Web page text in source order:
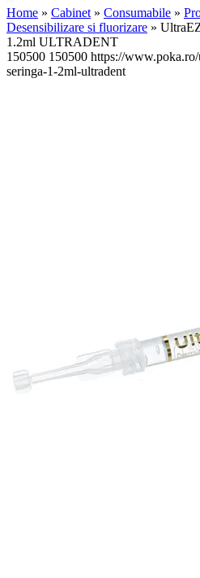
Home » Cabinet » Consumabile »
Desensibilizare si fluorizare »
1.2ml ULTRADENT
150500 150500 https://
seringa-1-2ml-ultradent